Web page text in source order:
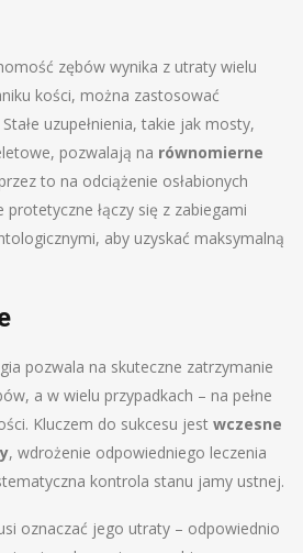
zębów wynika z utraty wielu
kości, można zastosować
Stałe uzupełnienia, takie jak mosty,
pozwalają na równomierne
to na odciążenie osłabionych
protetyczne łączy się z zabiegami
aby uzyskać maksymalną
pozwala na skuteczne zatrzymanie
a w wielu przypadkach – na pełne
Kluczem do sukcesu jest wczesne
, wdrożenie odpowiedniego leczenia
kontrola stanu jamy ustnej.
oznaczać jego utraty – odpowiednio